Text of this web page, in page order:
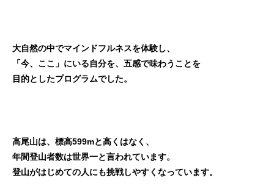
大自然の中でマインドフルネスを体験し、
「今、ここ」にいる自分を、五感で味わうことを
目的としたプログラムでした。
高尾山は、標高599mと高くはなく、
年間登山者数は世界一と言われています。
登山がはじめての人にも挑戦しやすくなっています。